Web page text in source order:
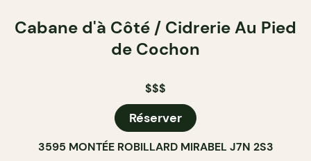
Cabane d'à Côté / Cidrerie Au Pied
de Cochon
$$$
Réserver
3595 MONTÉE ROBILLARD MIRABEL J7N 2S3